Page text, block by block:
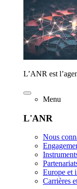
L’ANR est
Menu
L'ANR
Nous
Europe et
Carrières